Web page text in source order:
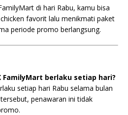
di hari Rabu, kamu bisa
favorit lalu menikmati paket
periode promo berlangsung.
FamilyMart berlaku setiap hari?
setiap hari Rabu selama bulan
penawaran ini tidak